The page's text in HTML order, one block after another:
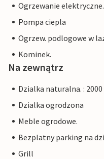
Ogrzewanie elektryczne.
Pompa ciepla
Ogrzew. podlogowe w
Kominek.
Na zewnątrz
Dzialka naturalna. :
Dzialka ogrodzona
Meble ogrodowe.
Bezplatny parking na
Grill